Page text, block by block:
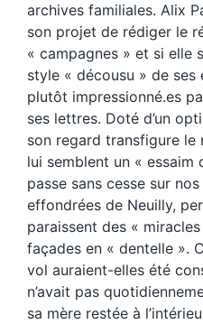
archives familiales. Alix
son projet de rédiger le
« campagnes » et si elle
style « décousu » de ses
plutôt impressionné.es
ses lettres. Doté d’un
son regard transfigure le
lui semblent un « essaim
passe sans cesse sur
effondrées de Neuilly,
paraissent des «
façades en « dentelle ».
vol auraient-elles été
n’avait pas
sa mère restée à